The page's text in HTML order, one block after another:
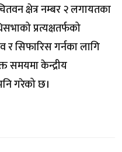
क्षेत्र नम्बर २ लगायतका
प्रत्यक्षतर्फको
र सिफारिस गर्नका लागि
समयमा केन्द्रीय
गरेको छ।